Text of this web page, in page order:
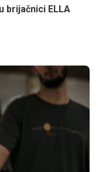
brijačnici ELLA